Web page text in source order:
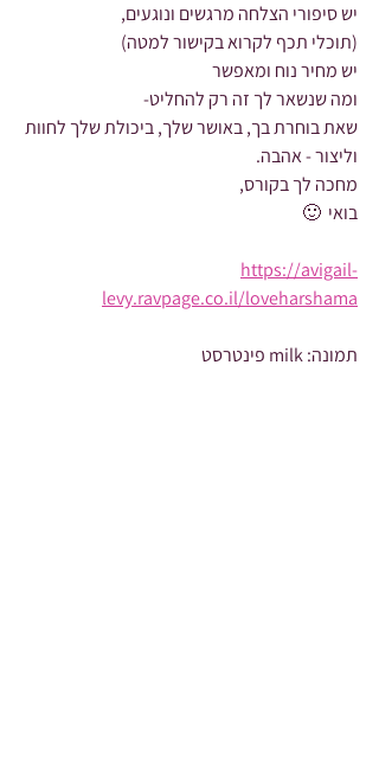
יש סיפורי הצלחה מרגשים ונוגעים,
(תוכלי תכף לקרוא בקישור למטה)
יש מחיר נוח ומאפשר
ומה שנשאר לך זה רק להחליט-
שאת בוחרת בך, באושר שלך, ביכולת שלך לחוות
וליצור - אהבה.
מחכה לך בקורס,
בואי  🙂
https://avigail-
levy.ravpage.co.il/loveharshama
תמונה: milk פינטרסט